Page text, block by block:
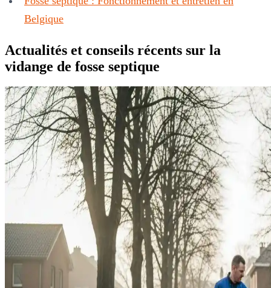
Belgique
Actualités et conseils récents sur la
vidange de fosse septique